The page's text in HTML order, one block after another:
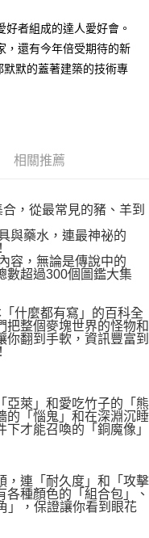
若您需要取消訂單，請聯絡
為有效，需透過AFTEE先享
帳頁面顯示為準，若有關於
，請聯繫「AFTEE先享後付
損失，本公司不負相關責
號之用戶狀況，依本公司即
情形，本公司將視審查結果
。若發現惡意使用之情形，
查看運費
者組成的達人愛好會。
，還有今年倍受期待的新
默的蓋著建築的技術專
相關推薦
，從最常見的豬、羊到
與藥水，連最神祕的
容，無論是傳說中的
數超過300個圖鑑大集
什麼都有寫」的百科全
把整個麥塊世界的怪物和
翻到手軟，資訊豐富到
亞萊」和愛吃竹子的「熊
的「惱鬼」和在深淵沉睡
才能召喚的「銅魔像」
，連「耐久度」和「攻擊
種顏色的「組合包」、
」，保證讓你看到眼花